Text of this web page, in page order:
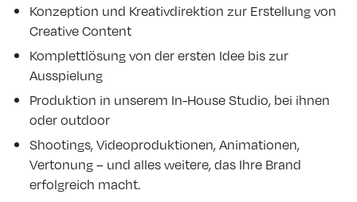
Konzeption und Kreativdirektion zur Erstellung von
Creative Content
Komplettlösung von der ersten Idee bis zur
Ausspielung
Produktion in unserem In-House Studio, bei ihnen
oder outdoor
Shootings, Videoproduktionen, Animationen,
Vertonung – und alles weitere, das Ihre Brand
erfolgreich macht.